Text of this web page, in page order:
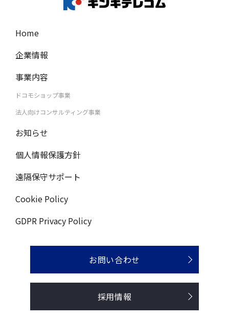
Home
企業情報
事業内容
ドコモショップ事業
法人向けコンサルティング事業
お知らせ
個人情報保護方針
遠隔保守サポート
Cookie Policy
GDPR Privacy Policy
お問い合わせ
採用情報